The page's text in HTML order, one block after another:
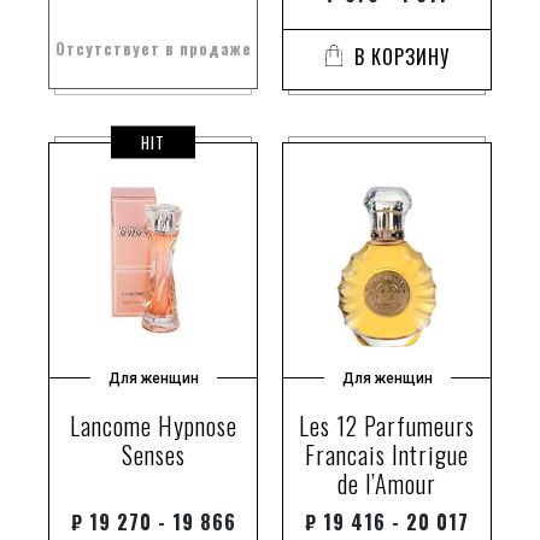
атласский кедр
африканская герань
африканский апельсиновый цвет
африканский имбирь
ашока флауер
бабочковая орхидея
базилик
бальзам
Отсутствует в продаже В КОРЗИНУ
HIT
Для женщин
Lancome Hypnose
Senses
₽ 19 270 - 19 866
Для женщин
Les 12 Parfumeurs
Francais Intrigue
de l’Amour
₽ 19 416 - 20 017